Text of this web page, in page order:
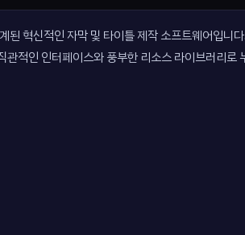
신적인 자막 및 타이틀 제작 소프트웨어입니다
적인 인터페이스와 풍부한 리소스 라이브러리로